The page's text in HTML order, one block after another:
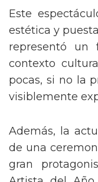
Este
estética y
representó
contexto
pocas, si no la
visiblemente
Además, la
de una
gran